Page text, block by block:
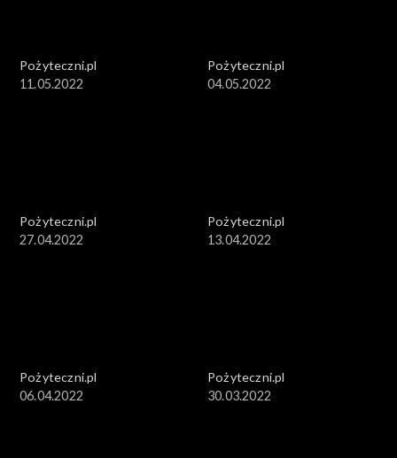
Pożyteczni.pl
11.05.2022
Pożyteczni.pl
04.05.2022
Pożyteczni.pl
27.04.2022
Pożyteczni.pl
13.04.2022
Pożyteczni.pl
06.04.2022
Pożyteczni.pl
30.03.2022